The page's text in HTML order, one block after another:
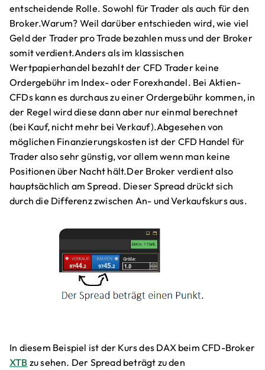
entscheidende Rolle. Sowohl für Trader als auch für den
Broker.Warum? Weil darüber entschieden wird, wie viel
Geld der Trader pro Trade bezahlen muss und der Broker
somit verdient.Anders als im klassischen
Wertpapierhandel bezahlt der CFD Trader keine
Ordergebühr im Index- oder Forexhandel. Bei Aktien-
CFDs kann es durchaus zu einer Ordergebühr kommen, in
der Regel wird diese dann aber nur einmal berechnet
(bei Kauf, nicht mehr bei Verkauf).Abgesehen von
möglichen Finanzierungskosten ist der CFD Handel für
Trader also sehr günstig, vor allem wenn man keine
Positionen über Nacht hält.Der Broker verdient also
hauptsächlich am Spread. Dieser Spread drückt sich
durch die Differenz zwischen An- und Verkaufskurs aus.
In diesem Beispiel ist der Kurs des DAX beim CFD-Broker
XTB zu sehen. Der Spread beträgt zu den